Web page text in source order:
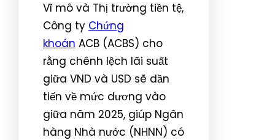
Vĩ mô và Thị trường tiền tệ,
Công ty Chứng
khoán ACB (ACBS) cho
rằng chênh lệch lãi suất
giữa VND và USD sẽ dần
tiến về mức dương vào
giữa năm 2025, giúp Ngân
hàng Nhà nước (NHNN) có